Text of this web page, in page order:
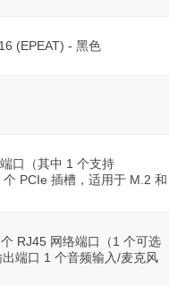
(EPEAT) - 黑色
口（其中 1 个支持
PCIe 插槽，适用于 M.2 和
RJ45 网络端口（1 个可选
端口 1 个音频输入/麦克风